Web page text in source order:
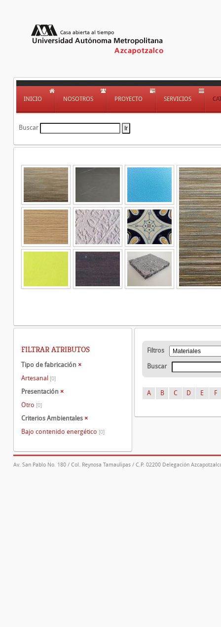
INICIO NOSOTROS PROYECTO SERVICIOS
Buscar
Filtros
Buscar
A B C D E F
FILTRAR ATRIBUTOS
Tipo de fabricación ×
Artesanal [0]
Presentación ×
Otro [0]
Criterios Ambientales ×
Bajo contenido energético [0]
Av. San Pablo No. 180 / Col. Reynosa Tamaulipas / C.P. 02200 Delegación